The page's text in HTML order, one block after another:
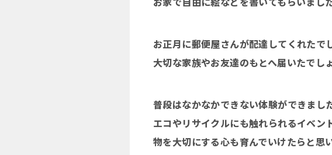
お正月に郵便屋さんが配達してくれたで
大切な家族やお友達のもとへ届いたでし
普段はなかなかできない体験ができま
エコやリサイクルにも触れられるイベ
物を大切にする心も育んでいけたらと思